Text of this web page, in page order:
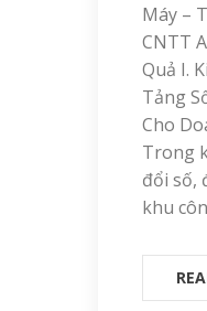
Máy –
CNTT
Quả I.
Tảng
Cho
Trong
đổi số,
khu